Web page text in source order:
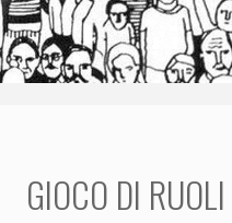
GIOCO DI RUOLI